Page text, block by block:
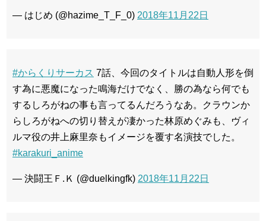
— はじめ (@hazime_T_F_0) 2018年11月22日
#からくりサーカス 7話、今回のタイトルは自動人形を倒
す為に悪魔になった鳴海だけでなく、勝の為なら何でも
するしろがねの事も言ってるんだろうなあ。クラウンか
らしろがねへの切り替えが凄かった林原めぐみも、ヴィ
ルマ役の井上麻里奈もイメージを覆す名演技でした。
#karakuri_anime
— 決闘王Ｆ.Ｋ (@duelkingfk) 2018年11月22日